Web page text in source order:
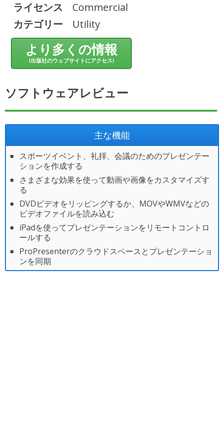
ライセンス
Commercial
カテゴリー
Utility
より多くの情報
(出版社のウェブサイトにアクセス)
ソフトウェアレビュー
主な機能
スポーツイベント、礼拝、会議のためのプレゼンテー
ションを作成する
さまざまな効果を使って動画や画像をカスタマイズす
る
DVDビデオをリッピングするか、MOVやWMVなどの
ビデオファイルを読み込む
iPadを使ってプレゼンテーションをリモートコントロ
ールする
ProPresenterのクラウドスペースとプレゼンテーショ
ンを同期